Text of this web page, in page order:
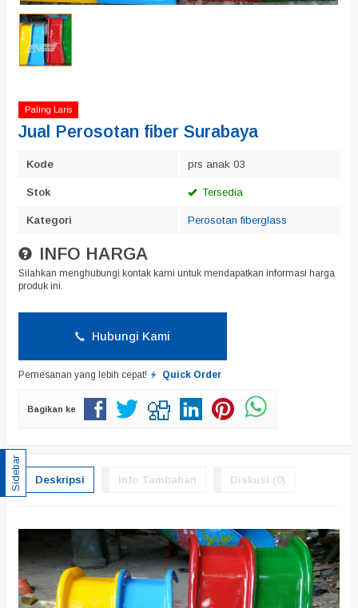
Paling Laris
Jual Perosotan fiber Surabaya
Kode prs anak 03
Stok Tersedia
Kategori Perosotan fiberglass
INFO HARGA
Silahkan menghubungi kontak kami untuk mendapatkan informasi harga
produk ini.
Hubungi Kami
Pemesanan yang lebih cepat! Quick Order
Bagikan ke
Deskripsi Info Tambahan Diskusi (0)
Sidebar